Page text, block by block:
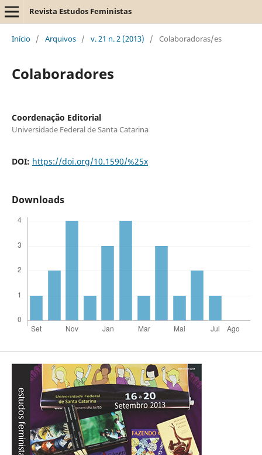
Revista Estudos Feministas
Início / Arquivos / v. 21 n. 2 (2013) / Colaboradoras/es
Colaboradores
Coordenação Editorial
Universidade Federal de Santa Catarina
DOI: https://doi.org/10.1590/%25x
Downloads